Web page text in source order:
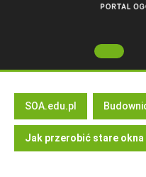
SOA.edu.pl
Jak przerobić stare okna